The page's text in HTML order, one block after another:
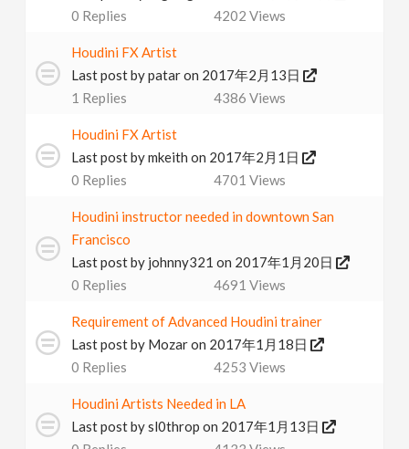
0 Replies 4202 Views
Houdini FX Artist
Last post bypataron 2017年2月13日
1 Replies 4386 Views
Houdini FX Artist
Last post bymkeith on 2017年2月1日
0 Replies 4701 Views
Houdini instructor needed in downtown San
Francisco
Last post by johnny321 on 2017年1月20日
0 Replies 4691 Views
Requirement of Advanced Houdini trainer
Last post by Mozaron 2017年1月18日
0 Replies 4253 Views
Houdini Artists Needed in LA
Last post bysl0throp on 2017年1月13日